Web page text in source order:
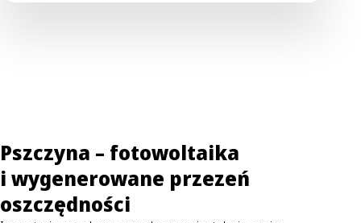
Pszczyna – fotowoltaika
i wygenerowane przezeń
oszczędności